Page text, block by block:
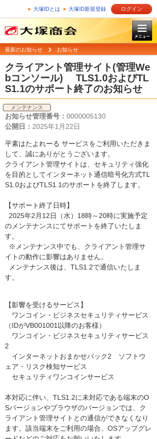
大塚IDとは 大塚ID新規登録 ログイン
最新のお知らせ お知らせ
クライアント管理サイト(管理We
bコンソール) TLS1.0およびTL
S1.1のサポート終了のお知らせ
メンテナンス
お知らせ管理番号： 0000005130
公開日： 2025年1月22日
平素はたよれーる サービスをご利用いただきま
して、誠にありがとうございます。
クライアント管理サイトは、セキュリティ強化
を目的としてインターネット通信暗号化方式TL
S1.0およびTLS1.1のサポートを終了します。
【サポート終了日時】
2025年2月12日（水）18時～20時に実施予定
のメンテナンスにてサポートを終了いたしま
す。
※メンテナンス中でも、クライアント管理サ
イトの動作に影響はありません。
メンテナンス後は、TLS1.2で通信いたしま
す。
【影響を受けるサービス】
ワンコイン・ビジネスセキュリティサービス
（IDがVB001001以降のお客様）
ワンコイン・ビジネスセキュリティサービス
2
インターネットおまかせパック2 ソフトウ
ェア・リスク検知サービス
セキュリティワンコインサービス
本対応に伴い、TLS1.2に未対応である端末のO
Sバージョンやブラウザのバージョンでは、ク
ライアント管理サイトとの通信ができなくなり
ます。該当端末をご利用の場合、OSアップグレ